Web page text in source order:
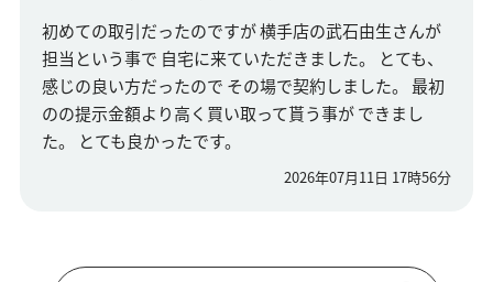
初めての取引だったのですが 横手店の武石由生さんが
担当という事で 自宅に来ていただきました。 とても、
感じの良い方だったので その場で契約しました。 最初
のの提示金額より高く買い取って貰う事が できまし
た。 とても良かったです。
2026年07月11日 17時56分